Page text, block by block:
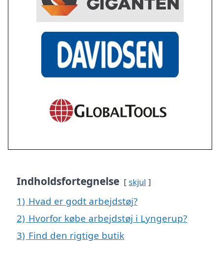
Indholdsfortegnelse skjul
1) Hvad er godt arbejdstøj?
2) Hvorfor købe arbejdstøj i Lyngerup?
3) Find den rigtige butik